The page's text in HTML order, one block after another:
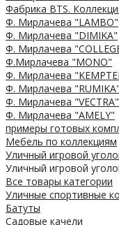
Фабрика BTS.
Ф. Мирлачева "LAMBO"
Ф. Мирлачева "DIMIKA"
Ф. Мирлачева
Ф.Мирлачева "MONO"
Ф. Мирлачева
Ф. Мирлачева
Ф. Мирлачева "VECTRA"
Ф. Мирлачева "AMELY"
примеры готовых
Мебель по коллекциям
Уличный игровой
Уличный игровой
Все товары категории
Уличные спортивные
Батуты
Садовые качели